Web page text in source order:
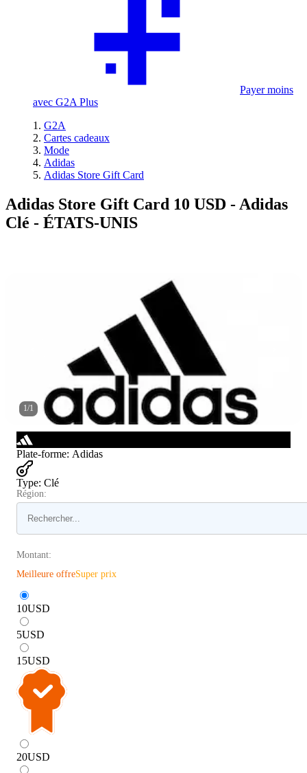
Payer moins
avec G2A Plus
G2A
Cartes cadeaux
Mode
Adidas
Adidas Store Gift Card
Adidas Store Gift Card 10 USD - Adidas
Clé - ÉTATS-UNIS
1/1
Plate-forme: Adidas
Type: Clé
Région:
Montant:
Meilleure offreSuper prix
10USD
5USD
15USD
20USD